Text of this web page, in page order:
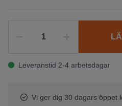
Leveranstid 2-4 arbetsdagar
Vi ger dig 30 dagars öppet